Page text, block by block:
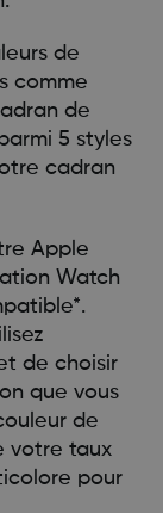
de
comme
de
5 styles
cadran
Apple
Watch
de choisir
que vous
de
votre taux
pour